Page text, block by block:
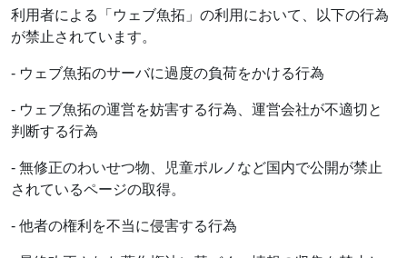
利用者による「ウェブ魚拓」の利用において、以下の行為
が禁止されています。
- ウェブ魚拓のサーバに過度の負荷をかける行為
- ウェブ魚拓の運営を妨害する行為、運営会社が不適切と
判断する行為
- 無修正のわいせつ物、児童ポルノなど国内で公開が禁止
されているページの取得。
- 他者の権利を不当に侵害する行為